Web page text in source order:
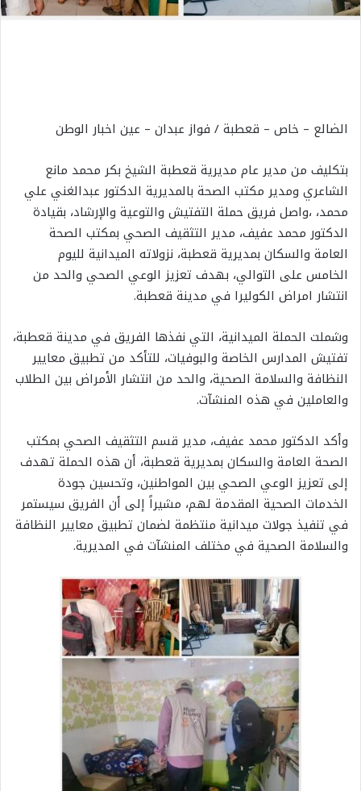
الضالع – خاص – قعطبة / فواز عبدان – عين اخبار الوطن
بتكليف من مدير عام مديرية قعطبة الشيخ بكر محمد مانع
الشاعري ومدير مكتب الصحة بالمديرية الدكتور عبدالغني علي
محمد، ،واصل فريق حملة التفتيش والتوعية والإرشاد، بقيادة
الدكتور محمد عفيف، مدير التثقيف الصحي بمكتب الصحة
العامة والسكان بمديرية قعطبة، نزولاته الميدانية لليوم
الخامس على التوالي، بهدف تعزيز الوعي الصحي والحد من
انتشار امراض الكوليرا في مدينة قعطبة.
وشملت الحملة الميدانية، التي نفذها الفريق في مدينة قعطبة،
تفتيش المدارس الخاصة والبوفيات، للتأكد من تطبيق معايير
النظافة والسلامة الصحية، والحد من انتشار الأمراض بين الطلاب
والعاملين في هذه المنشآت.
وأكد الدكتور محمد عفيف، مدير قسم التثقيف الصحي بمكتب
الصحة العامة والسكان بمديرية قعطبة، أن هذه الحملة تهدف
إلى تعزيز الوعي الصحي بين المواطنين، وتحسين جودة
الخدمات الصحية المقدمة لهم، مشيراً إلى أن الفريق سيستمر
في تنفيذ جولات ميدانية منتظمة لضمان تطبيق معايير النظافة
والسلامة الصحية في مختلف المنشآت في المديرية.